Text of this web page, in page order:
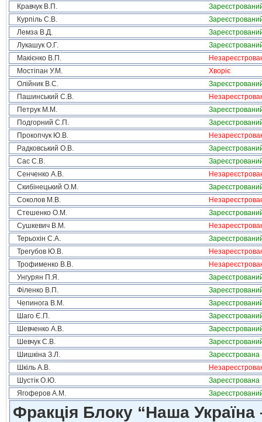
Кравчук В.П.
Курпіль С.В.
Лемза В.Д.
Лукашук О.Г.
Макієнко В.П.
Мостіпан У.М.
Хворіє
Олійник В.С.
Пашинський С.В.
Петрук М.М.
Подгорний С.П.
Прокопчук Ю.В.
Радковський О.В.
Сас С.В.
Сенченко А.В.
Скибінецький О.М.
Соколов М.В.
Стешенко О.М.
Сушкевич В.М.
Терьохін С.А.
Трегубов Ю.В.
Трофименко В.В.
Унгурян П.Я.
Філенко В.П.
Чепинога В.М.
Шаго Є.П.
Шевченко А.В.
Шевчук С.В.
Шишкіна З.Л.
Зареєстрована
Шкіль А.В.
Шустік О.Ю.
Зареєстрована
Ягоферов А.М.
Фракція Блоку “Наша